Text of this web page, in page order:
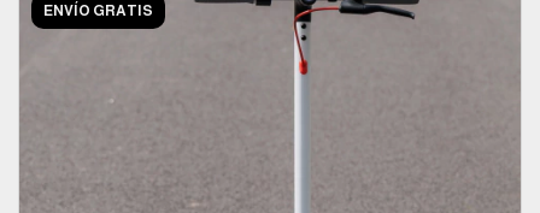
ENVÍO GRATIS